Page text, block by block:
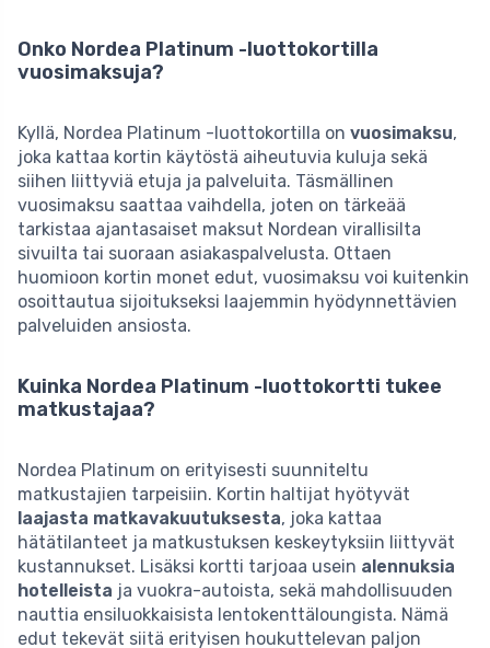
Onko Nordea Platinum -luottokortilla
vuosimaksuja?
Kyllä, Nordea Platinum -luottokortilla on vuosimaksu,
joka kattaa kortin käytöstä aiheutuvia kuluja sekä
siihen liittyviä etuja ja palveluita. Täsmällinen
vuosimaksu saattaa vaihdella, joten on tärkeää
tarkistaa ajantasaiset maksut Nordean virallisilta
sivuilta tai suoraan asiakaspalvelusta. Ottaen
huomioon kortin monet edut, vuosimaksu voi kuitenkin
osoittautua sijoitukseksi laajemmin hyödynnettävien
palveluiden ansiosta.
Kuinka Nordea Platinum -luottokortti tukee
matkustajaa?
Nordea Platinum on erityisesti suunniteltu
matkustajien tarpeisiin. Kortin haltijat hyötyvät
laajasta matkavakuutuksesta, joka kattaa
hätätilanteet ja matkustuksen keskeytyksiin liittyvät
kustannukset. Lisäksi kortti tarjoaa usein alennuksia
hotelleista ja vuokra-autoista, sekä mahdollisuuden
nauttia ensiluokkaisista lentokenttäloungista. Nämä
edut tekevät siitä erityisen houkuttelevan paljon